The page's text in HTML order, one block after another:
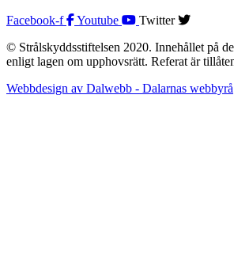
Facebook-f Youtube
Twitter
© Strålskyddsstiftelsen 2020. Innehållet på
enligt lagen om upphovsrätt. Referat är
Webbdesign av Dalwebb - Dalarnas webbyrå